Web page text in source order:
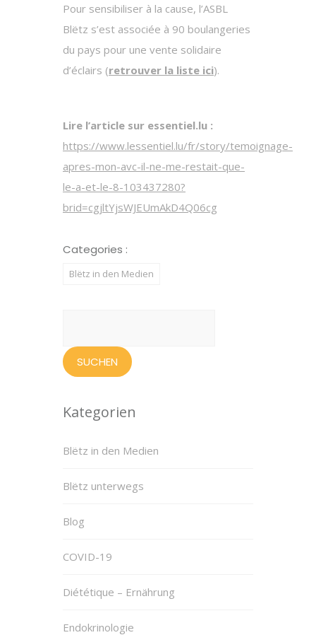
Pour sensibiliser à la cause, l’ASBL
Blëtz s’est associée à 90 boulangeries
du pays pour une vente solidaire
d’éclairs (retrouver la liste ici).
Lire l’article sur essentiel.lu :
https://www.lessentiel.lu/fr/story/temoignage-
apres-mon-avc-il-ne-me-restait-que-
le-a-et-le-8-103437280?
brid=cgjltYjsWJEUmAkD4Q06cg
Categories :
Blëtz in den Medien
Kategorien
Blëtz in den Medien
Blëtz unterwegs
Blog
COVID-19
Diététique – Ernährung
Endokrinologie